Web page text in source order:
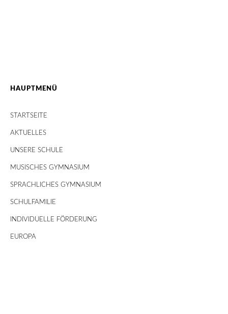
HAUPTMENÜ
STARTSEITE
AKTUELLES
UNSERE SCHULE
MUSISCHES GYMNASIUM
SPRACHLICHES GYMNASIUM
SCHULFAMILIE
INDIVIDUELLE FÖRDERUNG
EUROPA